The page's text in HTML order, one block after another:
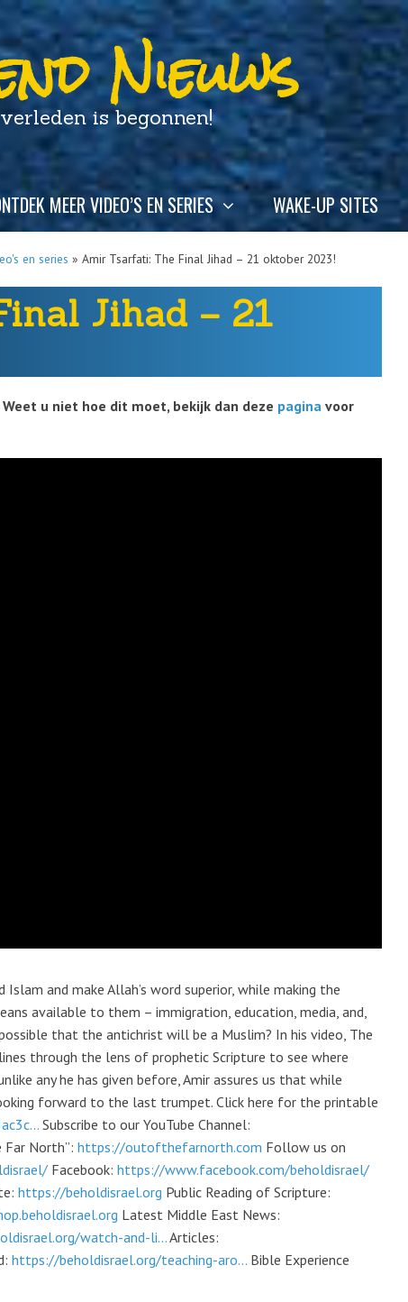
Nieuws
is begonnen!
MEER VIDEO’S EN SERIES WAKE-UP SITES
en series » Amir Tsarfati: The Final Jihad – 21 oktober 2023!
Jihad – 21
u niet hoe dit moet, bekijk dan deze pagina voor
and make Allah’s word superior, while making the
available to them – immigration, education, media, and,
that the antichrist will be a Muslim? In his video, The
through the lens of prophetic Scripture to see where
any he has given before, Amir assures us that while
forward to the last trumpet. Click here for the printable
Subscribe to our YouTube Channel:
Far North”: https://outofthefarnorth.com Follow us on
Facebook: https://www.facebook.com/beholdisrael/
https://beholdisrael.org Public Reading of Scripture:
Latest Middle East News:
watch-and-li…Articles:
https://beholdisrael.org/teaching-aro… Bible Experience